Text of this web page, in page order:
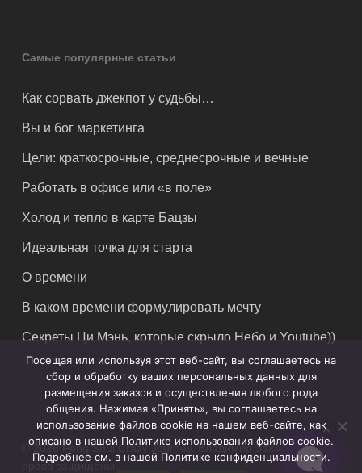
Самые популярные статьи
Как сорвать джекпот у судьбы…
Вы и бог маркетинга
Цели: краткосрочные, среднесрочные и вечные
Работать в офисе или «в поле»
Холод и тепло в карте Бацзы
Идеальная точка для старта
О времени
В каком времени формулировать мечту
Секреты Ци Мэнь, которые скрыло Небо и Youtube))
© 2026 Feng Shui Crazy Journey. Владимир Захаров. Все
права защищены.
Посещая или используя этот веб-сайт, вы соглашаетесь на
сбор и обработку ваших персональных данных для
размещения заказов и осуществления любого рода
общения. Нажимая «Принять», вы соглашаетесь на
использование файлов cookie на нашем веб-сайте, как
описано в нашей Политике использования файлов cookie.
Подробнее см. в нашей Политике конфиденциальности.